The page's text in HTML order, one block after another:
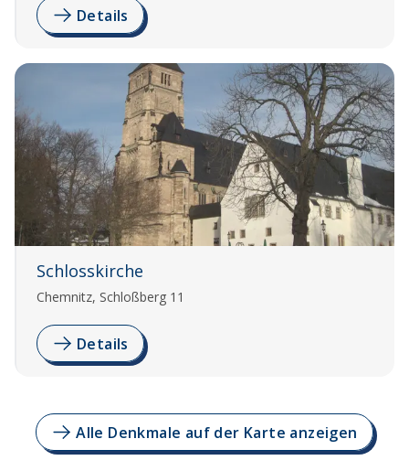
Details
Schlosskirche
Chemnitz, Schloßberg 11
Details
Alle Denkmale auf der Karte anzeigen